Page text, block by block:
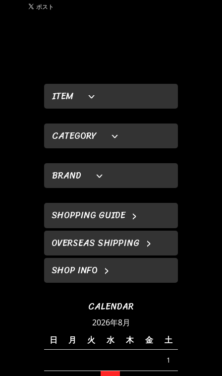
ITEM
CATEGORY
BRAND
SHOPPING GUIDE
OVERSEAS SHIPPING
SHOP INFO
CALENDAR
2026年8月
日
月 火 水 木 金 土
1